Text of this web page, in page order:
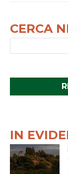
CERCA
IN